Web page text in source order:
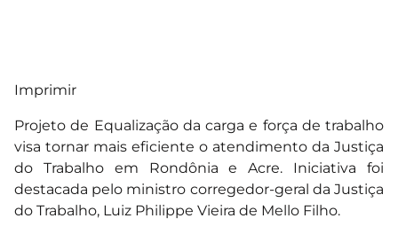
Imprimir
Projeto de Equalização da carga e força de trabalho
visa tornar mais eficiente o atendimento da Justiça
do Trabalho em Rondônia e Acre. Iniciativa foi
destacada pelo ministro corregedor-geral da Justiça
do Trabalho, Luiz Philippe Vieira de Mello Filho.